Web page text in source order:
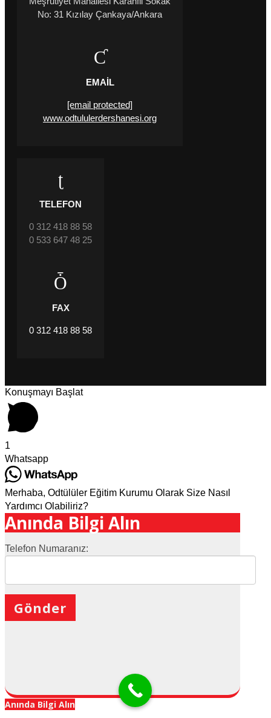
No: 31 Kızılay Çankaya/Ankara
EMAIL
[email protected]
www.odtululerdershanesi.org
TELEFON
0 312 418 88 58
0 533 647 48 25
FAX
0 312 418 88 58
Konuşmayı Başlat
1
Whatsapp
Merhaba, Odtülüler Eğitim Kurumu Olarak Size Nasıl
Yardımcı Olabiliriz?
Anında Bilgi Alın
Telefon Numaranız:
Anında Bilgi Alın